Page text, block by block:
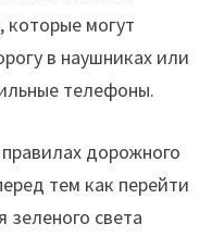
которые могут
в наушниках или
телефоны.
дорожного
тем как перейти
зеленого света